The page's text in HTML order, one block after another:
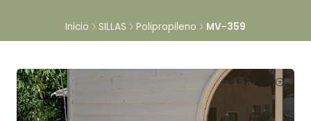
Inicio SILLAS Polipropileno MV-359